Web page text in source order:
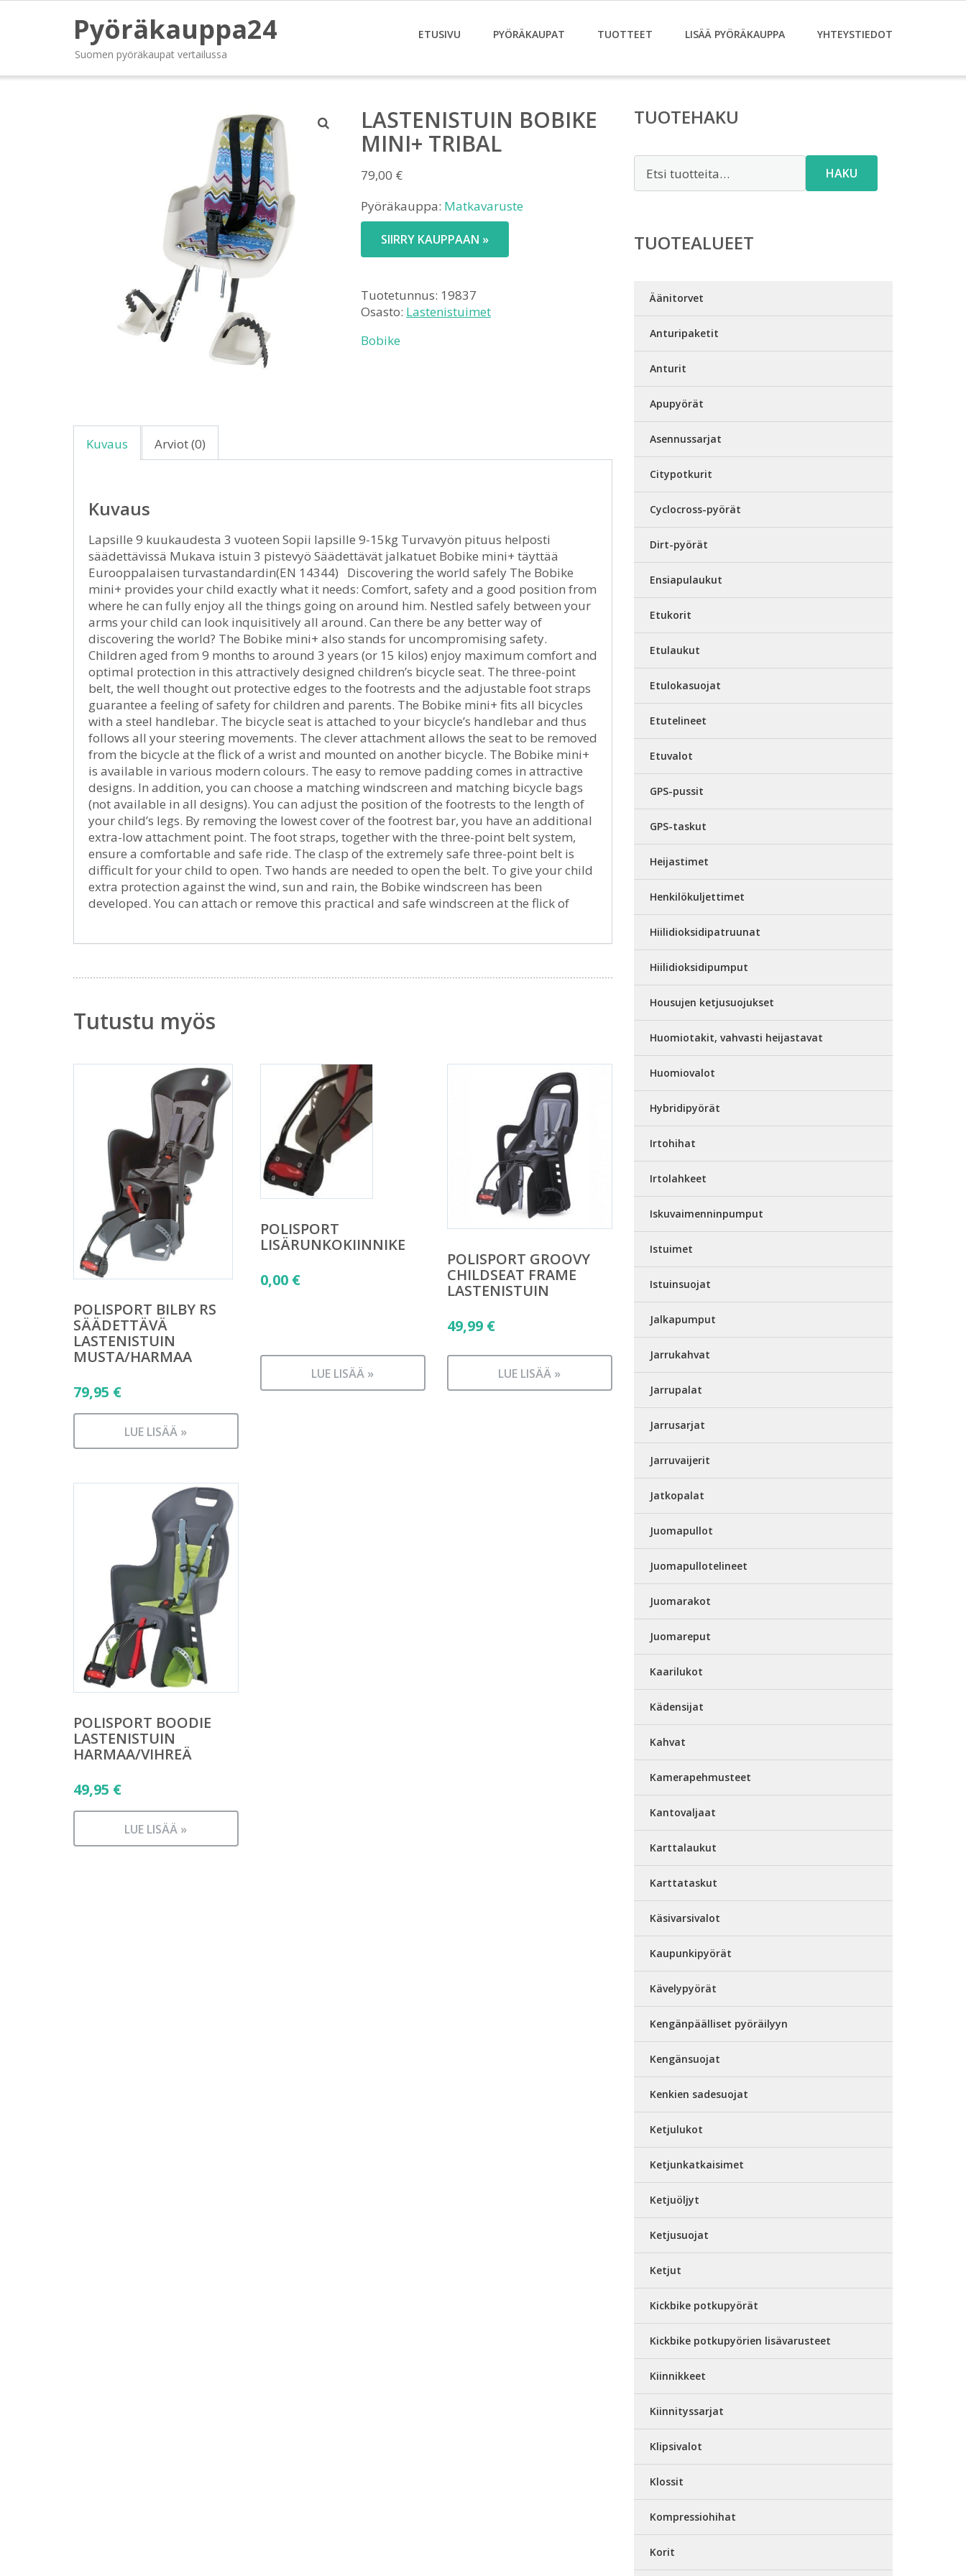
Pyöräkauppa24
Suomen pyöräkaupat vertailussa
ETUSIVU PYÖRÄKAUPAT TUOTTEET LISÄÄ PYÖRÄKAUPPA YHTEYSTIEDOT
LASTENISTUIN BOBIKE
MINI+ TRIBAL
79,00 €
Pyöräkauppa: Matkavaruste
SIIRRY KAUPPAAN »
Tuotetunnus: 19837
Osasto: Lastenistuimet
Bobike
Kuvaus Arviot (0)
Kuvaus
Lapsille 9 kuukaudesta 3 vuoteen Sopii lapsille 9-15kg Turvavyön pituus helposti
säädettävissä Mukava istuin 3 pistevyö Säädettävät jalkatuet Bobike mini+ täyttää
Eurooppalaisen turvastandardin(EN 14344) Discovering the world safely The Bobike
mini+ provides your child exactly what it needs: Comfort, safety and a good position from
where he can fully enjoy all the things going on around him. Nestled safely between your
arms your child can look inquisitively all around. Can there be any better way of
discovering the world? The Bobike mini+ also stands for uncompromising safety.
Children aged from 9 months to around 3 years (or 15 kilos) enjoy maximum comfort and
optimal protection in this attractively designed children’s bicycle seat. The three-point
belt, the well thought out protective edges to the footrests and the adjustable foot straps
guarantee a feeling of safety for children and parents. The Bobike mini+ fits all bicycles
with a steel handlebar. The bicycle seat is attached to your bicycle’s handlebar and thus
follows all your steering movements. The clever attachment allows the seat to be removed
from the bicycle at the flick of a wrist and mounted on another bicycle. The Bobike mini+
is available in various modern colours. The easy to remove padding comes in attractive
designs. In addition, you can choose a matching windscreen and matching bicycle bags
(not available in all designs). You can adjust the position of the footrests to the length of
your child’s legs. By removing the lowest cover of the footrest bar, you have an additional
extra-low attachment point. The foot straps, together with the three-point belt system,
ensure a comfortable and safe ride. The clasp of the extremely safe three-point belt is
difficult for your child to open. Two hands are needed to open the belt. To give your child
extra protection against the wind, sun and rain, the Bobike windscreen has been
developed. You can attach or remove this practical and safe windscreen at the flick of
Tutustu myös
POLISPORT BILBY RS
SÄÄDETTÄVÄ
LASTENISTUIN
MUSTA/HARMAA
79,95 €
LUE LISÄÄ »
POLISPORT
LISÄRUNKOKIINNIKE
0,00 €
LUE LISÄÄ »
POLISPORT GROOVY
CHILDSEAT FRAME
LASTENISTUIN
49,99 €
LUE LISÄÄ »
POLISPORT BOODIE
LASTENISTUIN
HARMAA/VIHREÄ
49,95 €
LUE LISÄÄ »
TUOTEHAKU
HAKU
TUOTEALUEET
Äänitorvet
Anturipaketit
Anturit
Apupyörät
Asennussarjat
Citypotkurit
Cyclocross-pyörät
Dirt-pyörät
Ensiapulaukut
Etukorit
Etulaukut
Etulokasuojat
Etutelineet
Etuvalot
GPS-pussit
GPS-taskut
Heijastimet
Henkilökuljettimet
Hiilidioksidipatruunat
Hiilidioksidipumput
Housujen ketjusuojukset
Huomiotakit, vahvasti heijastavat
Huomiovalot
Hybridipyörät
Irtohihat
Irtolahkeet
Iskuvaimenninpumput
Istuimet
Istuinsuojat
Jalkapumput
Jarrukahvat
Jarrupalat
Jarrusarjat
Jarruvaijerit
Jatkopalat
Juomapullot
Juomapullotelineet
Juomarakot
Juomareput
Kaarilukot
Kädensijat
Kahvat
Kamerapehmusteet
Kantovaljaat
Karttalaukut
Karttataskut
Käsivarsivalot
Kaupunkipyörät
Kävelypyörät
Kengänpäälliset pyöräilyyn
Kengänsuojat
Kenkien sadesuojat
Ketjulukot
Ketjunkatkaisimet
Ketjuöljyt
Ketjusuojat
Ketjut
Kickbike potkupyörät
Kickbike potkupyörien lisävarusteet
Kiinnikkeet
Kiinnityssarjat
Klipsivalot
Klossit
Kompressiohihat
Korit